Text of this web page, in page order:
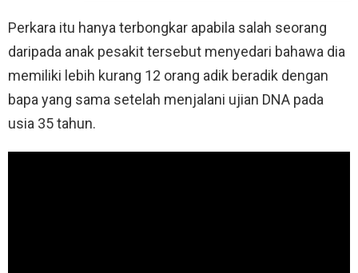
Perkara itu hanya terbongkar apabila salah seorang
daripada anak pesakit tersebut menyedari bahawa dia
memiliki lebih kurang 12 orang adik beradik dengan
bapa yang sama setelah menjalani ujian DNA pada
usia 35 tahun.